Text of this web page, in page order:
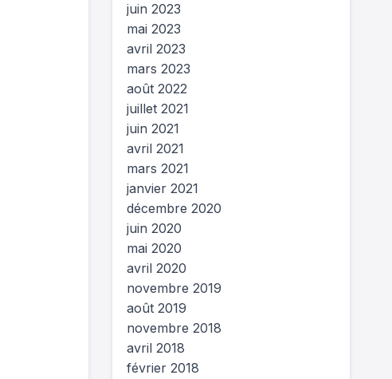
juin 2023
mai 2023
avril 2023
mars 2023
août 2022
juillet 2021
juin 2021
avril 2021
mars 2021
janvier 2021
décembre 2020
juin 2020
mai 2020
avril 2020
novembre 2019
août 2019
novembre 2018
avril 2018
février 2018